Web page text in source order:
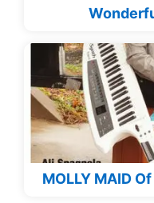
MOLLY MAID